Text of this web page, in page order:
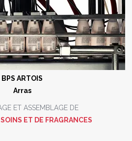
BPS ARTOIS
Arras
ET ASSEMBLAGE DE
ET DE FRAGRANCES